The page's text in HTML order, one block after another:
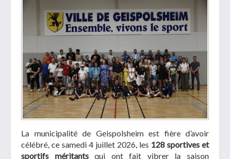
La municipalité de Geispolsheim est fière d’avoir
célébré, ce samedi 4 juillet 2026, les 128 sportives et
sportifs méritantsqui ont fait vibrer la saison